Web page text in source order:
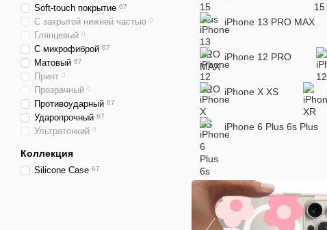
iPhone 13 PRO MAX
iPhone 12 PRO
iPhone X XS
iPhone 6 Plus 6s Plus
Soft-touch покрытие 67
С закрытой нижней частью 0
Глянцевый 0
С микрофиброй 67
Матовый 67
Принт 0
Прозрачный 0
Противоударный 67
Ударопрочный 67
Ультратонкий 0
Коллекция
Silicone Case 67